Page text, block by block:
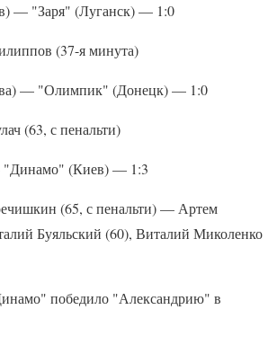
— "Заря" (Луганск) — 1:0
(37-я минута)
— "Олимпик" (Донецк) — 1:0
(63, с пенальти)
(Киев) — 1:3
(65, с пенальти) — Артем
Буяльский (60), Виталий Миколенко
победило "Александрию" в